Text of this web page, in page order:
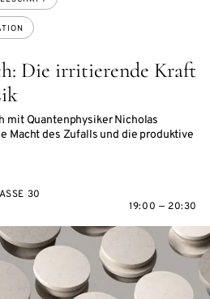
Die ir­ri­tie­ren­de Kraft
mit Quantenphysiker Nicholas
Macht des Zufalls und die produktive
30
19:00 — 20:30